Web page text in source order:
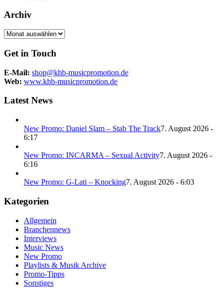
Archiv
Archiv
Get in Touch
E-Mail: shop@khb-musicpromotion.de
Web: www.khb-musicpromotion.de
Latest News
New Promo: Daniel Slam – Stab The Track7. August 2026 -
6:17
New Promo: INCARMA – Sexual Activity7. August 2026 -
6:16
New Promo: G-Lati – Knocking7. August 2026 - 6:03
Kategorien
Allgemein
Branchennews
Interviews
Music News
New Promo
Playlists & Musik Archive
Promo-Tipps
Sonstiges